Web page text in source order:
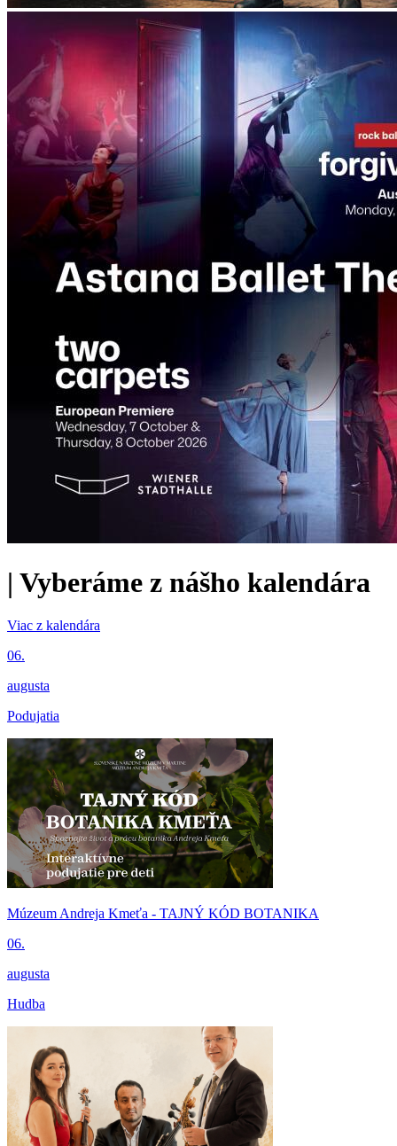
| Vyberáme z nášho kalendára
Viac z kalendára
06.
augusta
Podujatia
Múzeum Andreja Kmeťa - TAJNÝ KÓD BOTANIKA
06.
augusta
Hudba